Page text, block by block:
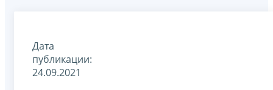
Дата
публикации:
24.09.2021